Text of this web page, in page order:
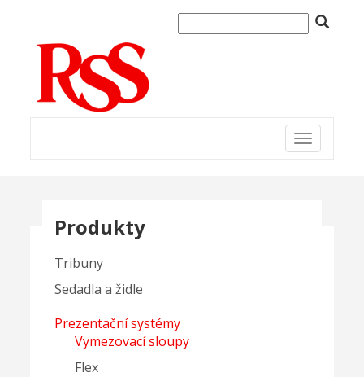
Toggle
navigation
Produkty
Tribuny
Sedadla a židle
Prezentační systémy
Vymezovací sloupy
Flex